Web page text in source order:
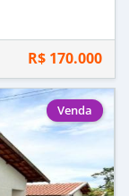
R$ 170.000
Venda